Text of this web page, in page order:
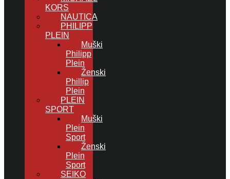
KORS
NAUTICA
PHILIPP
PLEIN
Muški
Philipp
Plein
Ženski
Phillip
Plein
PLEIN
SPORT
Muški
Plein
Sport
Ženski
Plein
Sport
SEIKO